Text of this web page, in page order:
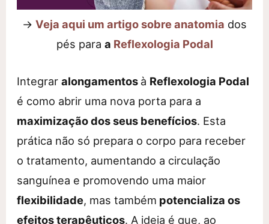
→ Veja aqui um artigo sobre anatomia dos
pés para a Reflexologia Podal
Integraralongamentos à Reflexologia Podal
é como abrir uma nova porta para a
maximização dos seus benefícios. Esta
prática não só prepara o corpo para receber
o tratamento, aumentando a circulação
sanguínea e promovendo uma maior
flexibilidade, mas também potencializa os
efeitos terapêuticos. A ideia é que, ao